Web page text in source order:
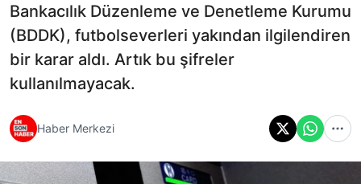
Bankacılık Düzenleme ve Denetleme Kurumu
(BDDK), futbolseverleri yakından ilgilendiren
bir karar aldı. Artık bu şifreler
kullanılmayacak.
Haber Merkezi